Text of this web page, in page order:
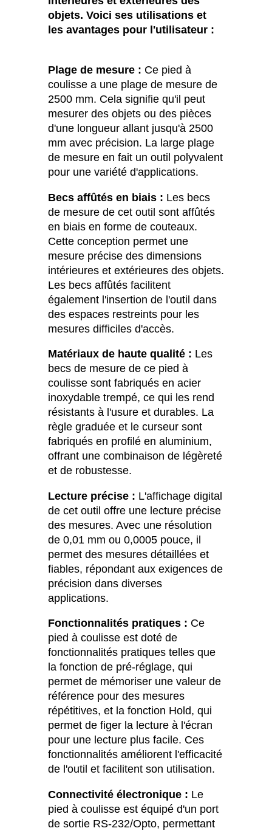
objets. Voici ses utilisations et
les avantages pour l'utilisateur :
Plage de mesure : Ce pied à
coulisse a une plage de mesure de
2500 mm. Cela signifie qu'il peut
mesurer des objets ou des pièces
d'une longueur allant jusqu'à 2500
mm avec précision. La large plage
de mesure en fait un outil polyvalent
pour une variété d'applications.
Becs affûtés en biais : Les becs
de mesure de cet outil sont affûtés
en biais en forme de couteaux.
Cette conception permet une
mesure précise des dimensions
intérieures et extérieures des objets.
Les becs affûtés facilitent
également l'insertion de l'outil dans
des espaces restreints pour les
mesures difficiles d'accès.
Matériaux de haute qualité : Les
becs de mesure de ce pied à
coulisse sont fabriqués en acier
inoxydable trempé, ce qui les rend
résistants à l'usure et durables. La
règle graduée et le curseur sont
fabriqués en profilé en aluminium,
offrant une combinaison de légèreté
et de robustesse.
Lecture précise : L'affichage digital
de cet outil offre une lecture précise
des mesures. Avec une résolution
de 0,01 mm ou 0,0005 pouce, il
permet des mesures détaillées et
fiables, répondant aux exigences de
précision dans diverses
applications.
Fonctionnalités pratiques : Ce
pied à coulisse est doté de
fonctionnalités pratiques telles que
la fonction de pré-réglage, qui
permet de mémoriser une valeur de
référence pour des mesures
répétitives, et la fonction Hold, qui
permet de figer la lecture à l'écran
pour une lecture plus facile. Ces
fonctionnalités améliorent l'efficacité
de l'outil et facilitent son utilisation.
Connectivité électronique : Le
pied à coulisse est équipé d'un port
de sortie RS-232/Opto, permettant